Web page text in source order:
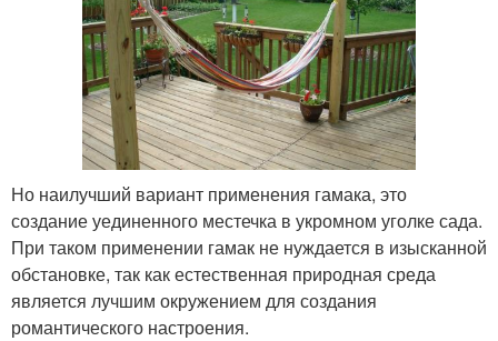
Но наилучший вариант применения гамака, это
создание уединенного местечка в укромном уголке сада.
При таком применении гамак не нуждается в изысканной
обстановке, так как естественная природная среда
является лучшим окружением для создания
романтического настроения.